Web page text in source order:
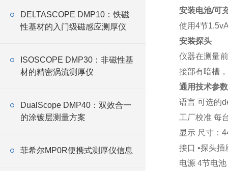
DELTASCOPE DMP10：铁磁
性基材的入门级磁感应测厚仪
ISOSCOPE DMP30：非磁性基
材的精密涡流测厚仪
​DualScope DMP40：双效合一
的涂镀层测量方案
菲希尔MP0R便携式测厚仪信息
安装电池/可
使用4节
安装探头
仪器在测量
接部有暗槽
通用技术参数
语言 可选的
工厂校准 每
显示 尺寸：
接口 •探头
电源 4节电